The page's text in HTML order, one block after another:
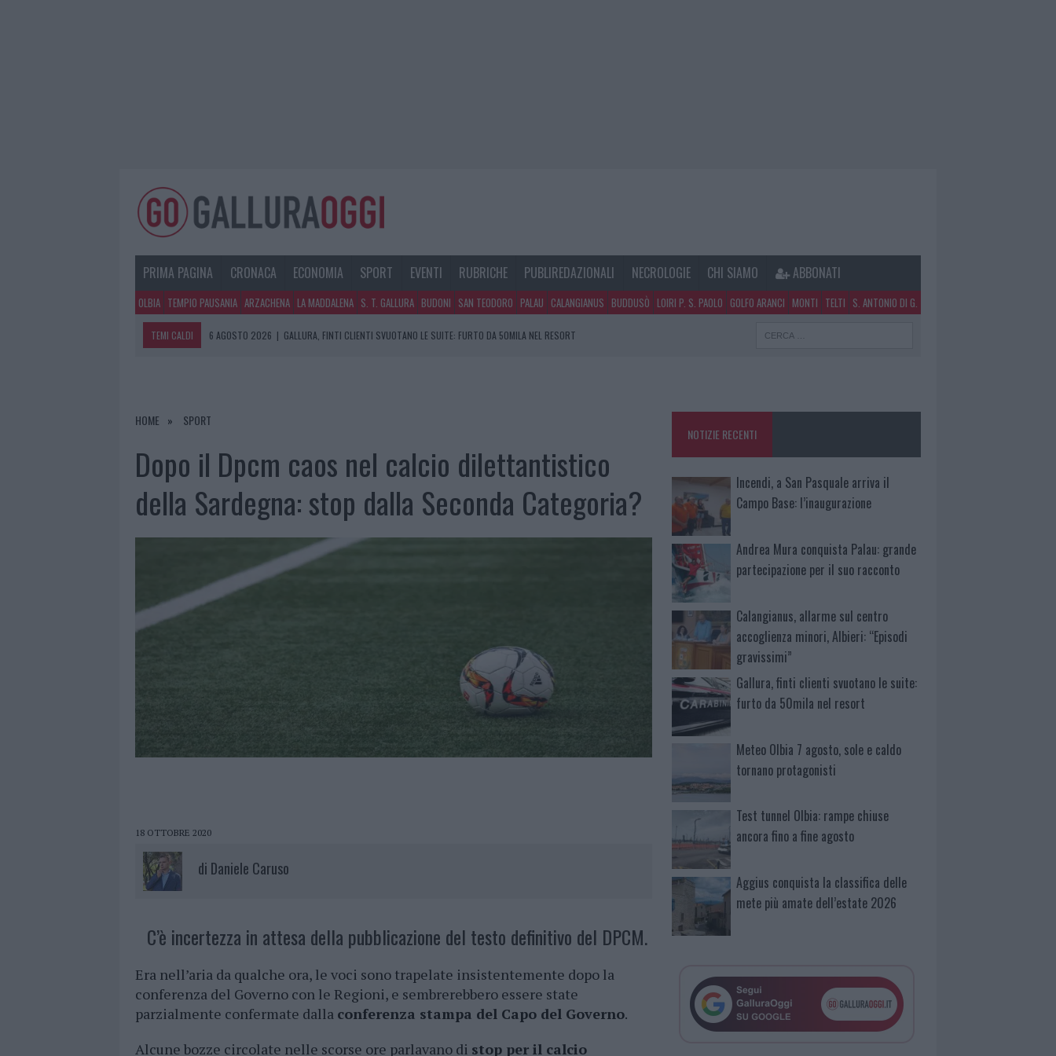
PRIMA PAGINA CRONACA ECONOMIA SPORT EVENTI RUBRICHE PUBLIREDAZIONALI NECROLOGIE CHI SIAMO ABBONATI
OLBIA TEMPIO PAUSANIA ARZACHENA LA MADDALENA S. T. GALLURA BUDONI SAN TEODORO PALAU CALANGIANUS BUDDUSÒ LOIRI P. S. PAOLO GOLFO ARANCI MONTI TELTI S. ANTONIO DI G.
TEMI CALDI 6 AGOSTO 2026 | GALLURA, FINTI CLIENTI SVUOTANO LE SUITE: FURTO DA 50MILA NEL RESORT
6 AGOSTO 2026
HOME SPORT
Dopo il Dpcm caos nel calcio dilettantistico
della Sardegna: stop dalla Seconda Categoria?
18 OTTOBRE 2020
di Daniele Caruso
C’è incertezza in attesa della pubblicazione del testo definitivo del DPCM.
Era nell’aria da qualche ora, le voci sono trapelate insistentemente dopo la
conferenza del Governo con le Regioni, e sembrerebbero essere state
parzialmente confermate dalla conferenza stampa del Capo del Governo.
Alcune bozze circolate nelle scorse ore parlavano di stop per il calcio
NOTIZIE RECENTI
Incendi, a San Pasquale arriva il
Campo Base: l’inaugurazione
Andrea Mura conquista Palau: grande
partecipazione per il suo racconto
Calangianus, allarme sul centro
accoglienza minori, Albieri: “Episodi
gravissimi”
Gallura, finti clienti svuotano le suite:
furto da 50mila nel resort
Meteo Olbia 7 agosto, sole e caldo
tornano protagonisti
Test tunnel Olbia: rampe chiuse
ancora fino a fine agosto
Aggius conquista la classifica delle
mete più amate dell’estate 2026